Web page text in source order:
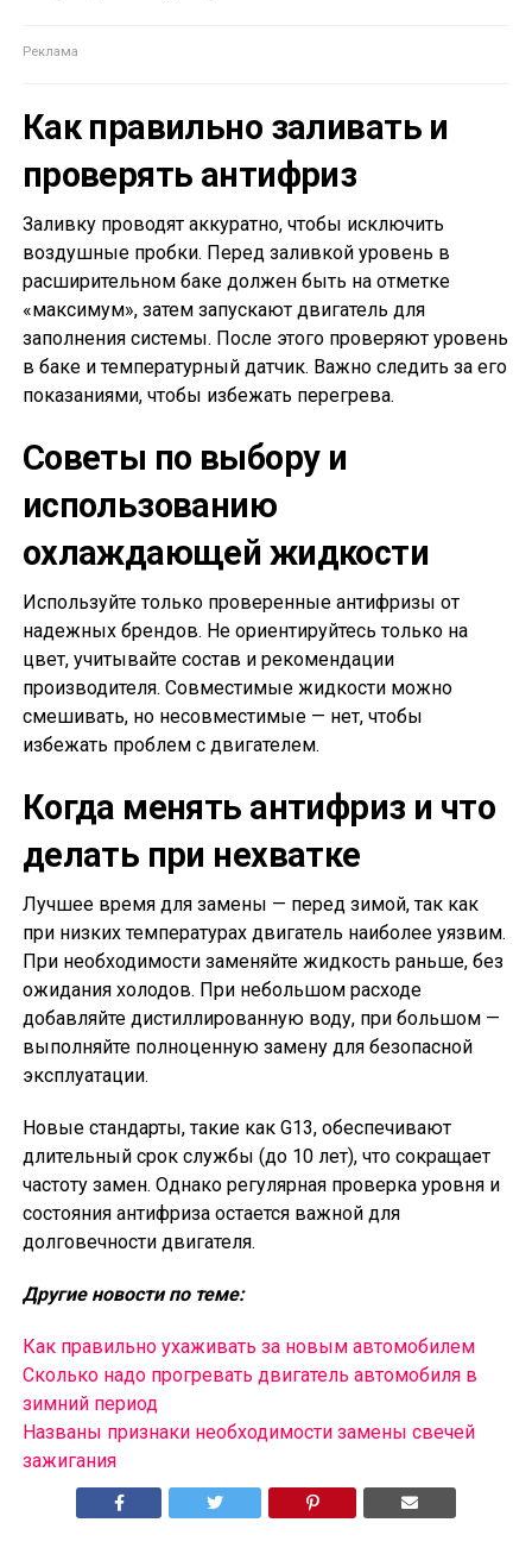
Как правильно заливать и
проверять антифриз
Заливку проводят аккуратно, чтобы исключить
воздушные пробки. Перед заливкой уровень в
расширительном баке должен быть на отметке
«максимум», затем запускают двигатель для
заполнения системы. После этого проверяют уровень
в баке и температурный датчик. Важно следить за его
показаниями, чтобы избежать перегрева.
Советы по выбору и
использованию
охлаждающей жидкости
Используйте только проверенные антифризы от
надежных брендов. Не ориентируйтесь только на
цвет, учитывайте состав и рекомендации
производителя. Совместимые жидкости можно
смешивать, но несовместимые — нет, чтобы
избежать проблем с двигателем.
Когда менять антифриз и что
делать при нехватке
Лучшее время для замены — перед зимой, так как
при низких температурах двигатель наиболее уязвим.
При необходимости заменяйте жидкость раньше, без
ожидания холодов. При небольшом расходе
добавляйте дистиллированную воду, при большом —
выполняйте полноценную замену для безопасной
эксплуатации.
Новые стандарты, такие как G13, обеспечивают
длительный срок службы (до 10 лет), что сокращает
частоту замен. Однако регулярная проверка уровня и
состояния антифриза остается важной для
долговечности двигателя.
Другие новости по теме:
Как правильно ухаживать за новым автомобилем
Сколько надо прогревать двигатель автомобиля в
зимний период
Названы признаки необходимости замены свечей
зажигания